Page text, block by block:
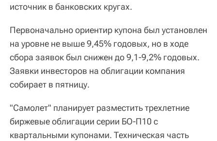
источник в банковских кругах.
Первоначально ориентир купона был установлен
на уровне не выше 9,45% годовых, но в ходе
сбора заявок был снижен до 9,1-9,2% годовых.
Заявки инвесторов на облигации компания
собирает в пятницу.
"Самолет" планирует разместить трехлетние
биржевые облигации серии БО-П10 с
квартальными купонами. Техническая часть